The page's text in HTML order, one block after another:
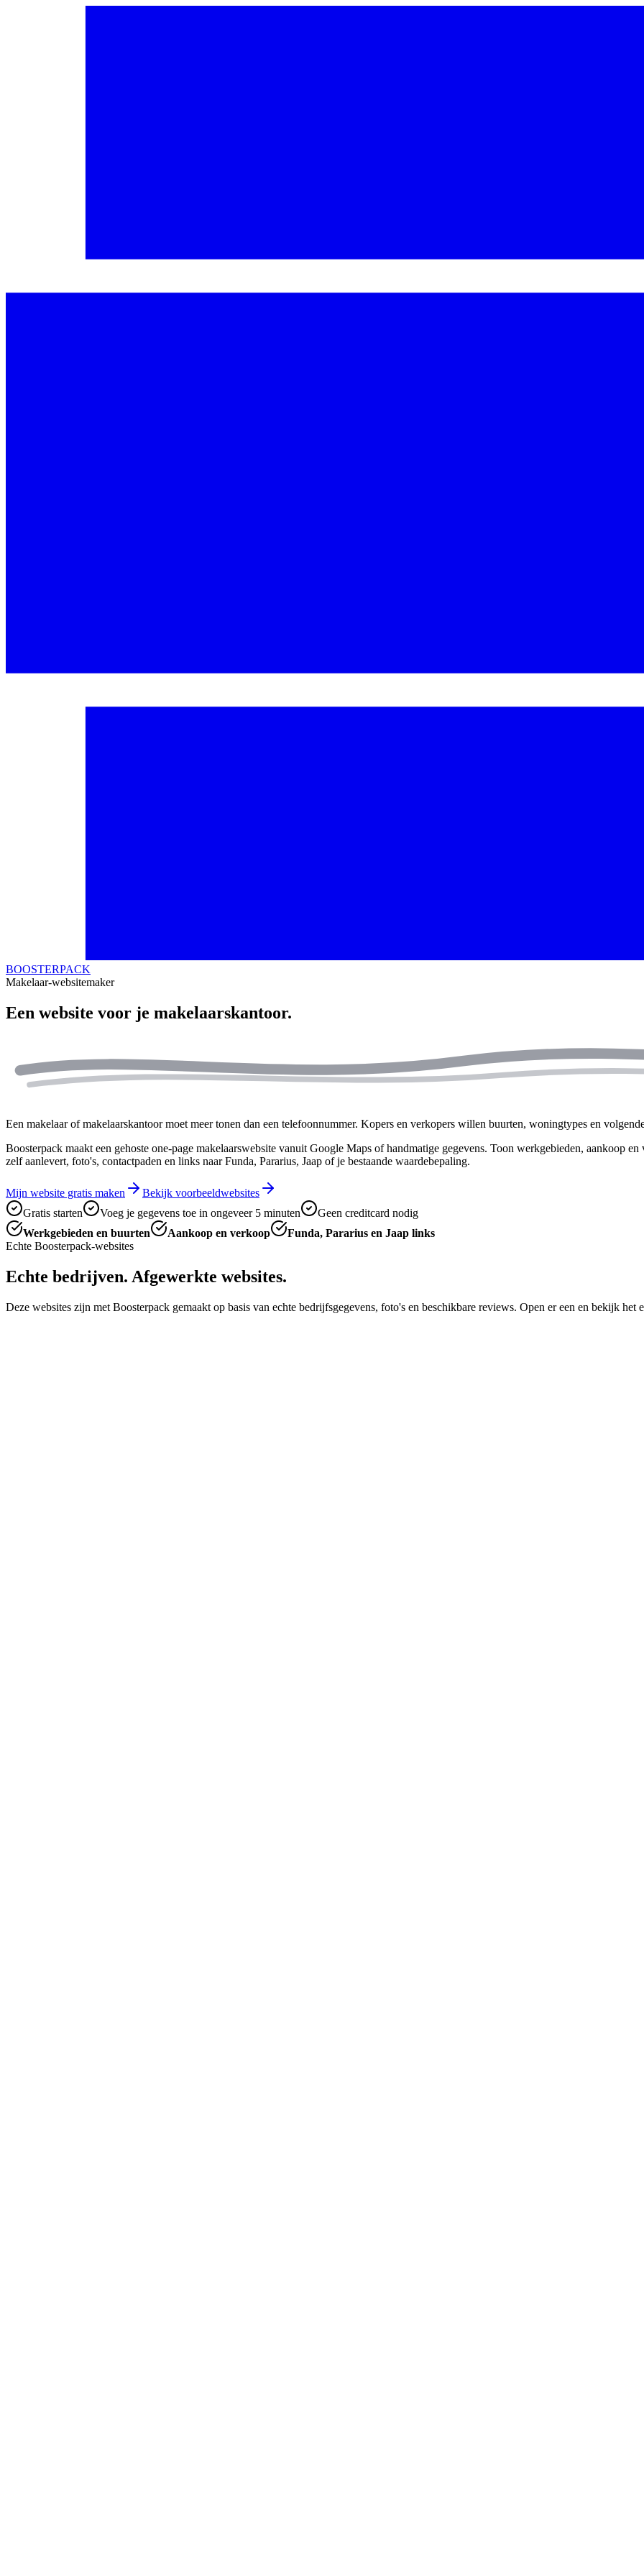
BOOSTERPACK
Makelaar-websitemaker
Een website voor je makelaarskantoor.
Een makelaar of makelaarskantoor moet meer tonen dan een telefoonnummer. Kopers en verkopers willen buurten, woningtypes en
Boosterpack maakt een gehoste one-page makelaarswebsite vanuit Google Maps of handmatige gegevens. Toon werkgebieden, aankoop
zelf aanlevert, foto's, contactpaden en links naar Funda, Pararius, Jaap of je bestaande waardebepaling.
Mijn website gratis maken
Bekijk voorbeeldwebsites
Gratis starten
Voeg je gegevens toe in ongeveer 5 minuten
Geen creditcard nodig
Werkgebieden en buurten
Aankoop en verkoop
Funda, Pararius en Jaap links
Echte Boosterpack-websites
Echte bedrijven. Afgewerkte websites.
Deze websites zijn met Boosterpack gemaakt op basis van echte bedrijfsgegevens, foto's en beschikbare reviews. Open er een en bekijk het